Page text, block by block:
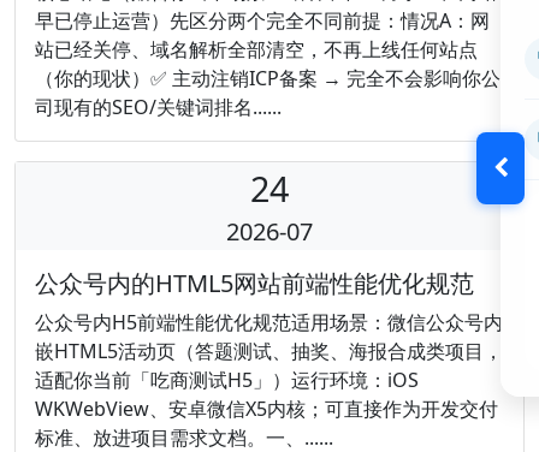
早已停止运营）先区分两个完全不同前提：情况A：网
站已经关停、域名解析全部清空，不再上线任何站点
（你的现状）✅ 主动注销ICP备案 → 完全不会影响你公
司现有的SEO/关键词排名......
24
2026-07
公众号内的HTML5网站前端性能优化规范
公众号内H5前端性能优化规范适用场景：微信公众号内
嵌HTML5活动页（答题测试、抽奖、海报合成类项目，
适配你当前「吃商测试H5」）运行环境：iOS
WKWebView、安卓微信X5内核；可直接作为开发交付
标准、放进项目需求文档。一、......